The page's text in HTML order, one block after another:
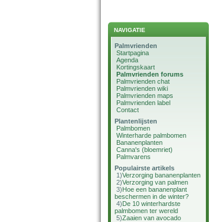
NAVIGATIE
Palmvrienden
Startpagina
Agenda
Kortingskaart
Palmvrienden forums
Palmvrienden chat
Palmvrienden wiki
Palmvrienden maps
Palmvrienden label
Contact
Plantenlijsten
Palmbomen
Winterharde palmbomen
Bananenplanten
Canna's (bloemriet)
Palmvarens
Populairste artikels
1)Verzorging bananenplanten
2)Verzorging van palmen
3)Hoe een bananenplant
beschermen in de winter?
4)De 10 winterhardste
palmbomen ter wereld
5)Zaaien van avocado